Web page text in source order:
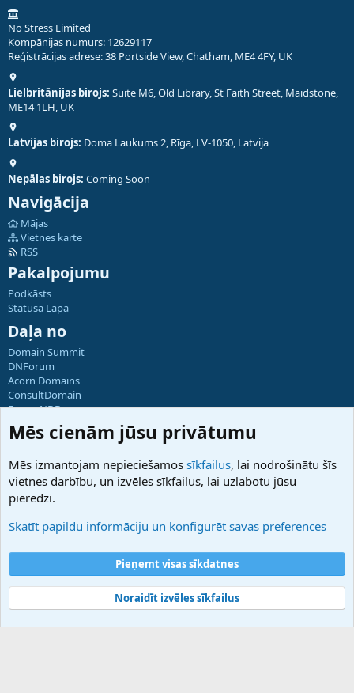
No Stress Limited
Kompānijas numurs: 12629117
Reģistrācijas adrese: 38 Portside View, Chatham, ME4 4FY, UK
Lielbritānijas birojs: Suite M6, Old Library, St Faith Street, Maidstone,
ME14 1LH, UK
Latvijas birojs: Doma Laukums 2, Rīga, LV-1050, Latvija
Nepālas birojs: Coming Soon
Navigācija
Mājas
Vietnes karte
RSS
Pakalpojumu
Podkāsts
Statusa Lapa
Daļa no
Domain Summit
DNForum
Acorn Domains
ConsultDomain
ForumNDD
Domainforum.ro
27.be
Hostmaria
Atbalsts
Palīdzība
Noteikumi un nosacījumi
Privātuma politika
Community platform by XenForo® © 2010-2025 XenForo Ltd.
Mēs cienām jūsu privātumu
Mēs izmantojam nepieciešamos sīkfailus, lai nodrošinātu šīs
vietnes darbību, un izvēles sīkfailus, lai uzlabotu jūsu
pieredzi.
Skatīt papildu informāciju un konfigurēt savas preferences
Pieņemt visas sīkdatnes
Noraidīt izvēles sīkfailus